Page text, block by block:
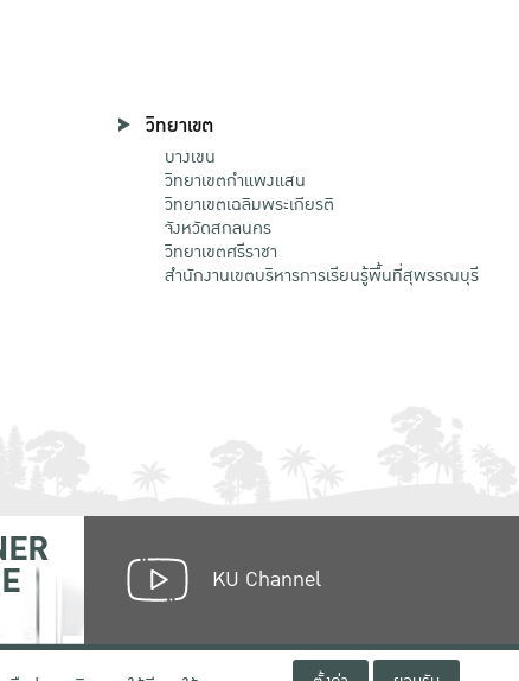
วิทยาเขต
บางเขน
วิทยาเขตกําแพงแสน
วิทยาเขตเฉลิมพระเกียรติ
จังหวัดสกลนคร
วิทยาเขตศรีราชา
สำนักงานเขตบริหารการเรียนรู้พื้นที่สุพรรณบุรี
KU Channel